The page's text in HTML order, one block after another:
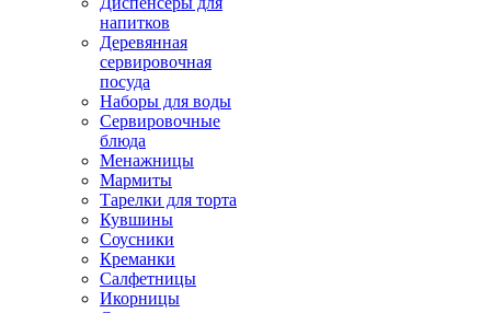
напитков
Деревянная
сервировочная
посуда
Наборы для воды
Сервировочные
блюда
Менажницы
Мармиты
Тарелки для торта
Кувшины
Соусники
Креманки
Салфетницы
Икорницы